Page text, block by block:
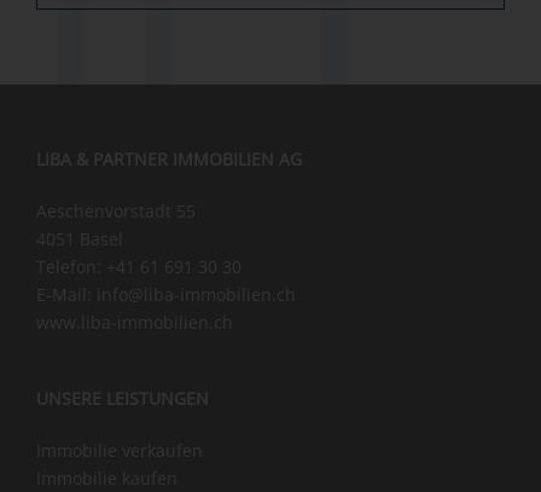
LIBA & PARTNER IMMOBILIEN AG
Aeschenvorstadt 55
4051 Basel
Telefon:
+41 61 691 30 30
E-Mail:
info@liba-immobilien.ch
www.liba-immobilien.ch
UNSERE LEISTUNGEN
Immobilie verkaufen
Immobilie kaufen